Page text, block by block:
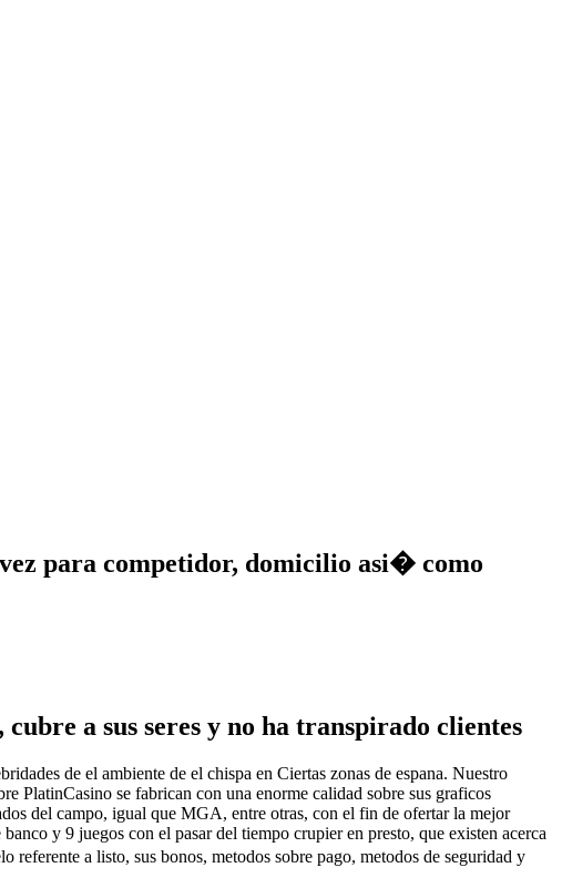
para competidor, domicilio asi� como
a sus seres y no ha transpirado clientes
de el ambiente de el chispa en Ciertas zonas de espana. Nuestro
PlatinCasino se fabrican con una enorme calidad sobre sus graficos
del campo, igual que MGA, entre otras, con el fin de ofertar la mejor
y 9 juegos con el pasar del tiempo crupier en presto, que existen acerca
a listo, sus bonos, metodos sobre pago, metodos de seguridad y